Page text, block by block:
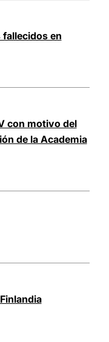
en
con motivo del
de la Academia